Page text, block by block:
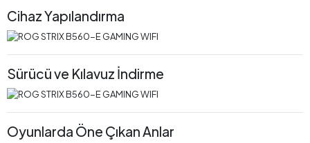
Cihaz Yapılandırma
Sürücü ve Kılavuz İndirme
Oyunlarda Öne Çıkan Anlar